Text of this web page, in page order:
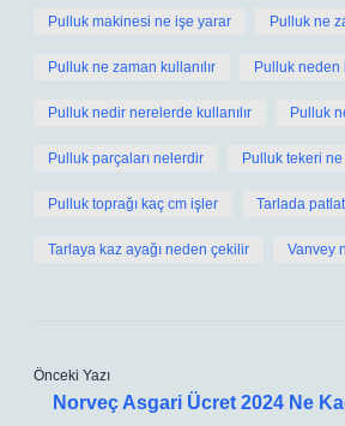
Pulluk makinesi ne işe yarar Pulluk ne
Pulluk ne zaman kullanılır Pulluk neden
Pulluk nedir nerelerde kullanılır Pulluk
Pulluk parçaları nelerdir Pulluk tekeri
Pulluk toprağı kaç cm işler Tarlada
Tarlaya kaz ayağı neden çekilir Vanvey
Önceki Yazı
Norveç Asgari Ücret 2024 Ne